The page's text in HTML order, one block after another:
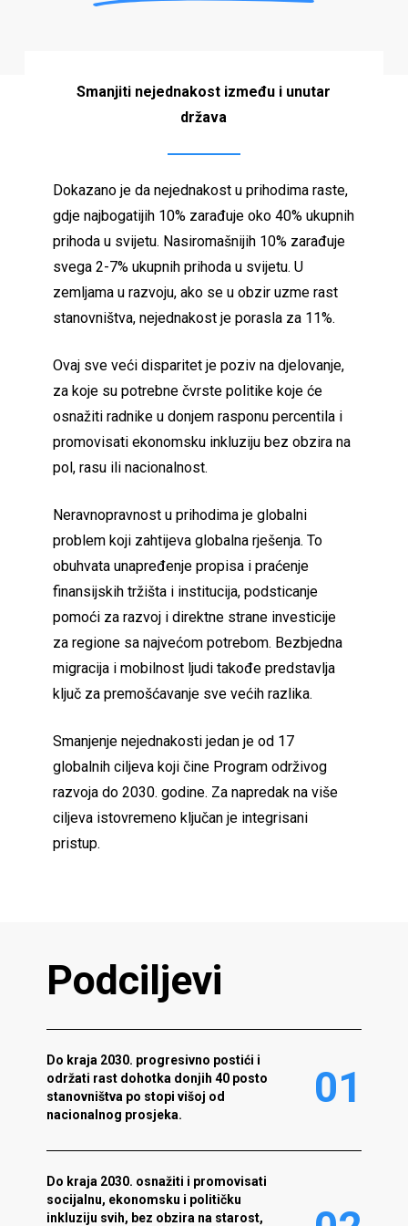
Smanjiti nejednakost između i unutar
država
Dokazano je da nejednakost u prihodima raste,
gdje najbogatijih 10% zarađuje oko 40% ukupnih
prihoda u svijetu. Nasiromašnijih 10% zarađuje
svega 2-7% ukupnih prihoda u svijetu. U
zemljama u razvoju, ako se u obzir uzme rast
stanovništva, nejednakost je porasla za 11%.
Ovaj sve veći disparitet je poziv na djelovanje,
za koje su potrebne čvrste politike koje će
osnažiti radnike u donjem rasponu percentila i
promovisati ekonomsku inkluziju bez obzira na
pol, rasu ili nacionalnost.
Neravnopravnost u prihodima je globalni
problem koji zahtijeva globalna rješenja. To
obuhvata unapređenje propisa i praćenje
finansijskih tržišta i institucija, podsticanje
pomoći za razvoj i direktne strane investicije
za regione sa najvećom potrebom. Bezbjedna
migracija i mobilnost ljudi takođe predstavlja
ključ za premošćavanje sve većih razlika.
Smanjenje nejednakosti jedan je od 17
globalnih ciljeva koji čine Program održivog
razvoja do 2030. godine. Za napredak na više
ciljeva istovremeno ključan je integrisani
pristup.
Podciljevi
Do kraja 2030. progresivno postići i
održati rast dohotka donjih 40 posto
stanovništva po stopi višoj od
nacionalnog prosjeka.
01
Do kraja 2030. osnažiti i promovisati
socijalnu, ekonomsku i političku
inkluziju svih, bez obzira na starost,